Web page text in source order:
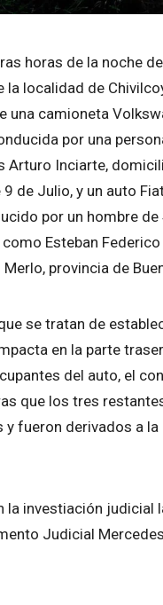
horas de la noche
la localidad de
una camioneta
por una
Arturo Inciarte,
de Julio, y un auto
por un hombre de
Esteban
provincia de
se tratan de
en la parte
del auto, el
que los tres
y fueron derivados a la
la investiación judicial
Judicial